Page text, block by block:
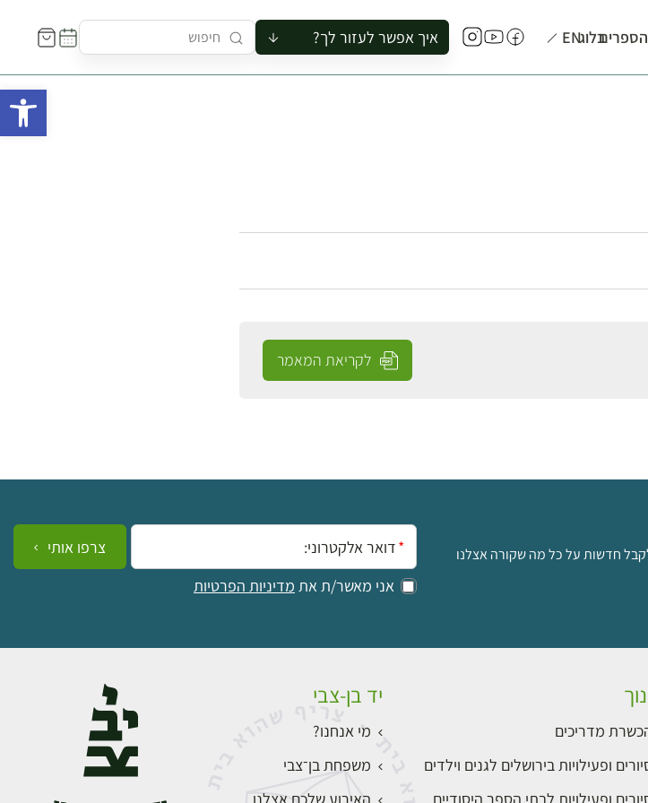
בלוגEN איך אפשר לעזור לך?
להזמין סיור לקבוצה
לקריאת המאמר
חדשות על כל מה שקורה אצלנו
אימייל:
אני מאשר/ת את מדיניות הפרטיות
צרפו אותי
מדריכים
ופעילויות בירושלים לגנים וילדים
יד בן-צבי
מי אנחנו?
משפחת בן־צבי